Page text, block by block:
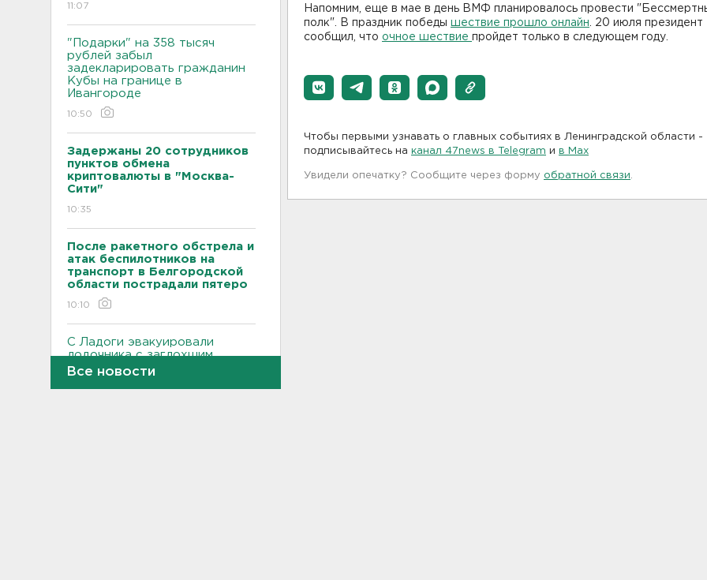
11:07
"Подарки" на 358 тысяч
рублей забыл
задекларировать гражданин
Кубы на границе в
Ивангороде
10:50
Задержаны 20 сотрудников
пунктов обмена
криптовалюты в "Москва-
Сити"
10:35
После ракетного обстрела и
атак беспилотников на
транспорт в Белгородской
области пострадали пятеро
10:10
С Ладоги эвакуировали
лодочника с заглохшим
мотором
09:51
Все новости
Напомним, еще в мае в день ВМФ планировалось провести
полк". В праздник победы шествие прошло онлайн . 20 июля президент
сообщил, что очное шествие пройдет только в следующем году.
Чтобы первыми узнавать о главных событиях в Ленинградской области -
подписывайтесь на канал 47news в Telegram и в Maх
Увидели опечатку? Сообщите через форму обратной связи